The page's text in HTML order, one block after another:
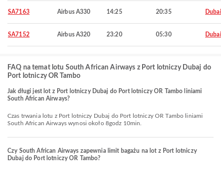
SA7163 Airbus A330 14:25 20:35 Dubai
SA7152 Airbus A320 23:20 05:30 Dubai
FAQ na temat lotu South African Airways z Port lotniczy Dubaj do
Port lotniczy OR Tambo
Jak długi jest lot z Port lotniczy Dubaj do Port lotniczy OR Tambo liniami
South African Airways?
Czas trwania lotu z Port lotniczy Dubaj do Port lotniczy OR Tambo liniami
South African Airways wynosi około 8godz 10min.
Czy South African Airways zapewnia limit bagażu na lot z Port lotniczy
Dubaj do Port lotniczy OR Tambo?